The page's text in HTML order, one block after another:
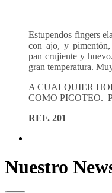
Estupendos fingers
con ajo, y pimentón,
pan crujiente y
gran temperatura.
A CUALQUIER
COMO PICOTEO.
REF. 201
Nuestro